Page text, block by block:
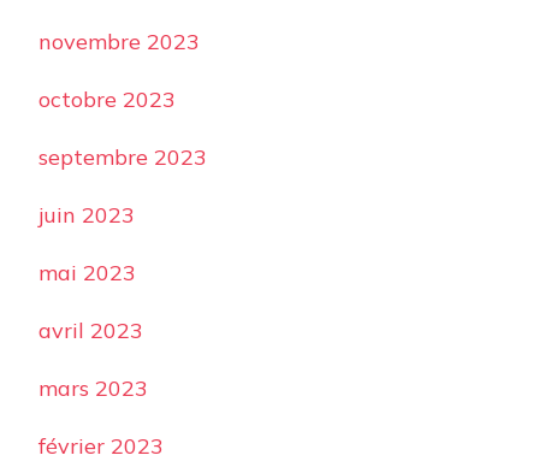
novembre 2023
octobre 2023
septembre 2023
juin 2023
mai 2023
avril 2023
mars 2023
février 2023